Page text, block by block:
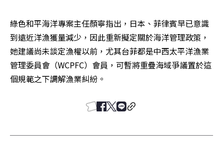
綠色和平海洋專案主任顏寧指出，日本、菲律賓早已意識
到遠近洋漁獲量減少，因此重新擬定關於海洋管理政策，
她建議尚未談定漁權以前，尤其台菲都是中西太平洋漁業
管理委員會（WCPFC）會員，可暫將重疊海域爭議置於這
個規範之下調解漁業糾紛。